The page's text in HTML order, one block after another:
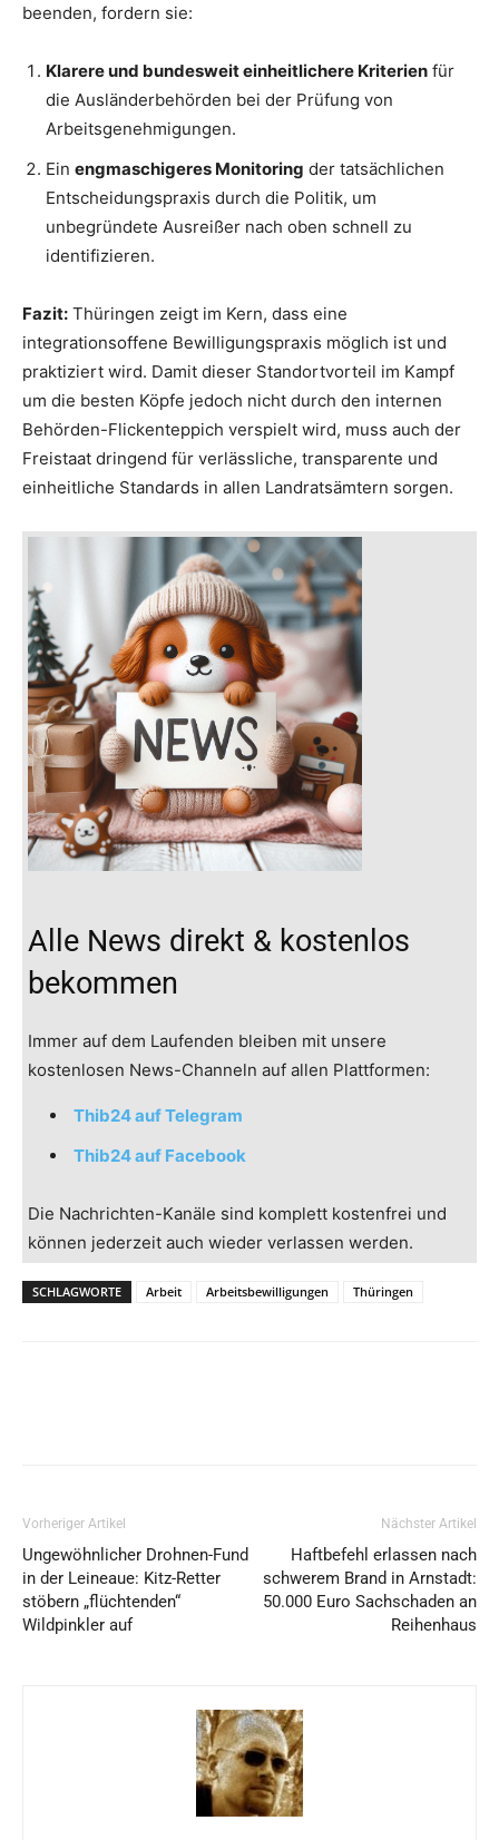
beenden, fordern sie:
Klarere und bundesweit einheitlichere Kriterien für
die Ausländerbehörden bei der Prüfung von
Arbeitsgenehmigungen.
Ein engmaschigeres Monitoring der tatsächlichen
Entscheidungspraxis durch die Politik, um
unbegründete Ausreißer nach oben schnell zu
identifizieren.
Fazit: Thüringen zeigt im Kern, dass eine
integrationsoffene Bewilligungspraxis möglich ist und
praktiziert wird. Damit dieser Standortvorteil im Kampf
um die besten Köpfe jedoch nicht durch den internen
Behörden-Flickenteppich verspielt wird, muss auch der
Freistaat dringend für verlässliche, transparente und
einheitliche Standards in allen Landratsämtern sorgen.
Alle News direkt & kostenlos
bekommen
Immer auf dem Laufenden bleiben mit unsere
kostenlosen News-Channeln auf allen Plattformen:
Thib24 auf Telegram
Thib24 auf Facebook
Die Nachrichten-Kanäle sind komplett kostenfrei und
können jederzeit auch wieder verlassen werden.
SCHLAGWORTE Arbeit Arbeitsbewilligungen Thüringen
Vorheriger Artikel
Ungewöhnlicher Drohnen-Fund
in der Leineaue: Kitz-Retter
stöbern „flüchtenden“
Wildpinkler auf
Nächster Artikel
Haftbefehl erlassen nach
schwerem Brand in Arnstadt:
50.000 Euro Sachschaden an
Reihenhaus